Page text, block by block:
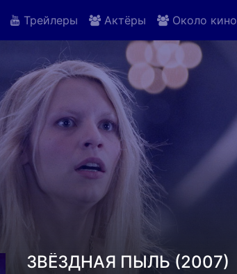
Трейлеры Актёры Около кино
ЗВЁЗДНАЯ ПЫЛЬ (2007)